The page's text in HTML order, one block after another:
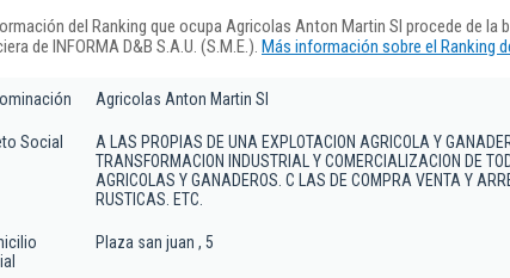
del Ranking que ocupa Agricolas Anton Martin Sl procede de la
de INFORMA D&B S.A.U. (S.M.E.). Más información sobre el Ranking
Agricolas Anton Martin Sl
Social
A LAS PROPIAS DE UNA EXPLOTACION AGRICOLA Y
TRANSFORMACION INDUSTRIAL Y COMERCIALIZACION DE
AGRICOLAS Y GANADEROS. C LAS DE COMPRA VENTA Y
RUSTICAS. ETC.
Plaza san juan , 5